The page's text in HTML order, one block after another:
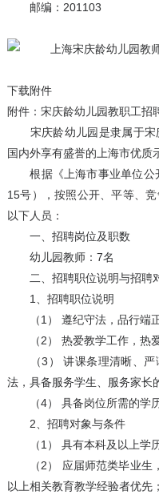
邮编：201103
下载附件
附件：宋庆龄幼儿园教职工招
宋庆龄幼儿园是隶属于宋
国内外享有盛誉的上海市优质
根据《上海市事业单位公
15号），按照公开、平等、
以下人员：
一、招聘岗位及职数
幼儿园教师：7名
二、招聘职位说明与招聘
1、招聘职位说明
（1） 遵纪守法，品行端正
（2） 热爱教学工作，热爱
（3） 讲课条理清晰、严
法，具备服务学生、服务家长
（4） 具备岗位所需的学历
2、招聘对象与条件
（1） 具有本科及以上学历
（2） 应届师范类毕业生，
以上相关教育教学经验者优先；